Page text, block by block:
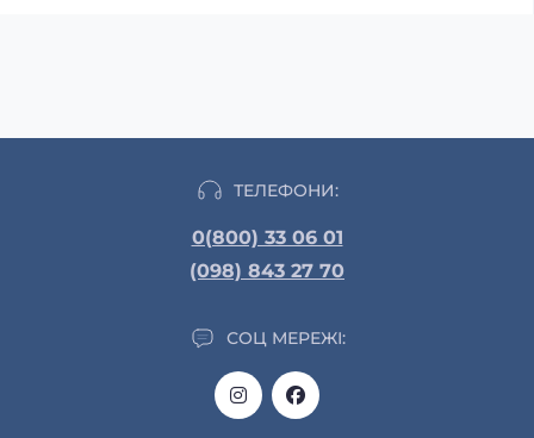
ТЕЛЕФОНИ:
0(800) 33 06 01
(098) 843 27 70
СОЦ МЕРЕЖІ: